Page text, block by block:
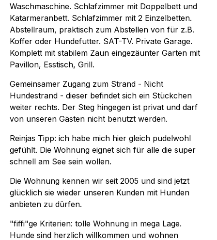
Waschmaschine. Schlafzimmer mit Doppelbett und
Katarmeranbett. Schlafzimmer mit 2 Einzelbetten.
Abstellraum, praktisch zum Abstellen von für z.B.
Koffer oder Hundefutter. SAT-TV. Private Garage.
Komplett mit stabilem Zaun eingezäunter Garten mit
Pavillon, Esstisch, Grill.
Gemeinsamer Zugang zum Strand - Nicht
Hundestrand - dieser befindet sich ein Stückchen
weiter rechts. Der Steg hingegen ist privat und darf
von unseren Gästen nicht benutzt werden.
Reinjas Tipp: ich habe mich hier gleich pudelwohl
gefühlt. Die Wohnung eignet sich für alle die super
schnell am See sein wollen.
Die Wohnung kennen wir seit 2005 und sind jetzt
glücklich sie wieder unseren Kunden mit Hunden
anbieten zu dürfen.
"fiffi"ge Kriterien: tolle Wohnung in mega Lage.
Hunde sind herzlich willkommen und wohnen